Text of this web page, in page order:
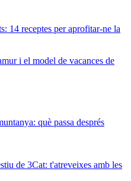
14 receptes per aprofitar-ne la
i el model de vacances de
què passa després
de 3Cat: t'atreveixes amb les